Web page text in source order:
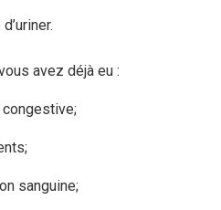
avez déjà eu :
sanguine;